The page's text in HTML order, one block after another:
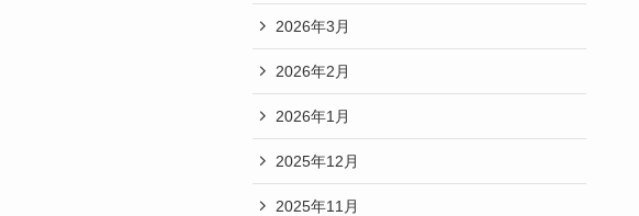
2026年3月
2026年2月
2026年1月
2025年12月
2025年11月